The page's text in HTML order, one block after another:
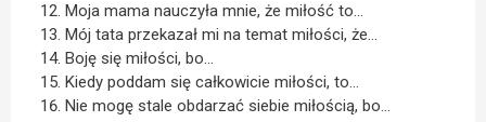
Moja mama nauczyła mnie, że miłość to…
Mój tata przekazał mi na temat miłości, że…
Boję się miłości, bo…
Kiedy poddam się całkowicie miłości, to…
Nie mogę stale obdarzać siebie miłością, bo…